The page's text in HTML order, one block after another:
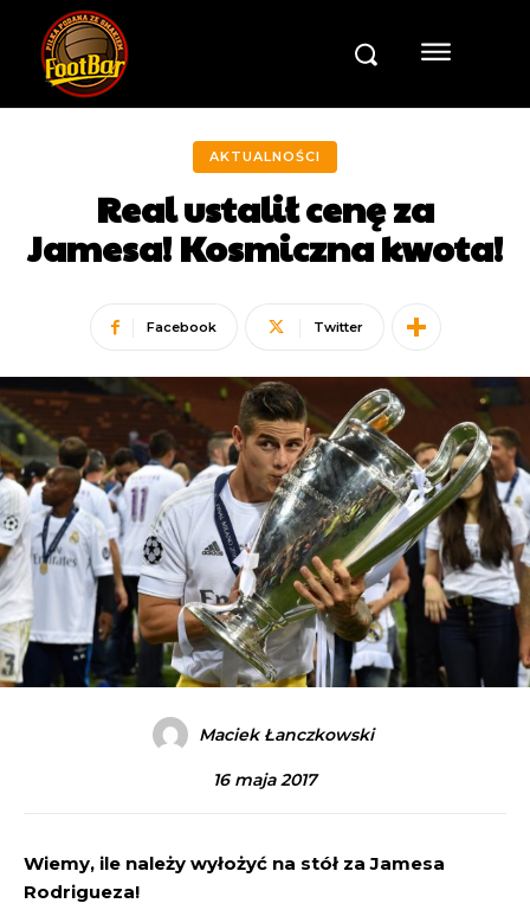
AKTUALNOŚCI
Real ustalił cenę za
Jamesa! Kosmiczna kwota!
Facebook Twitter
Maciek Łanczkowski
16 maja 2017
Wiemy, ile należy wyłożyć na stół za Jamesa
Rodrigueza!